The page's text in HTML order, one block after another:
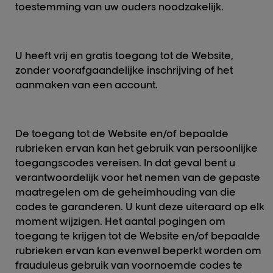
toestemming van uw ouders noodzakelijk.
U heeft vrij en gratis toegang tot de Website,
zonder voorafgaandelijke inschrijving of het
aanmaken van een account.
De toegang tot de Website en/of bepaalde
rubrieken ervan kan het gebruik van persoonlijke
toegangscodes vereisen. In dat geval bent u
verantwoordelijk voor het nemen van de gepaste
maatregelen om de geheimhouding van die
codes te garanderen. U kunt deze uiteraard op elk
moment wijzigen. Het aantal pogingen om
toegang te krijgen tot de Website en/of bepaalde
rubrieken ervan kan evenwel beperkt worden om
frauduleus gebruik van voornoemde codes te